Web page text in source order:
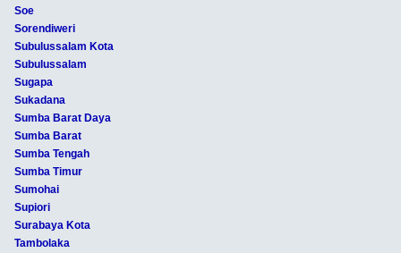
Soe
Sorendiweri
Subulussalam Kota
Subulussalam
Sugapa
Sukadana
Sumba Barat Daya
Sumba Barat
Sumba Tengah
Sumba Timur
Sumohai
Supiori
Surabaya Kota
Tambolaka